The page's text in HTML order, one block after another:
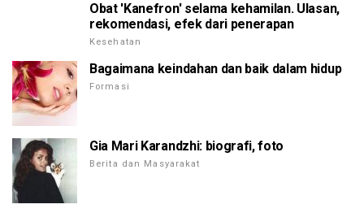
Obat 'Kanefron' selama kehamilan. Ulasan,
rekomendasi, efek dari penerapan
Kesehatan
Bagaimana keindahan dan baik dalam hidup
Formasi
Gia Mari Karandzhi: biografi, foto
Berita dan Masyarakat